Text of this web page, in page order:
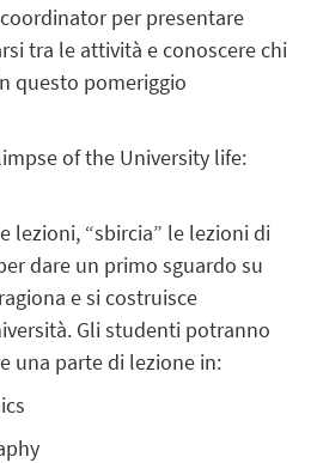
per presentare
tra le attività e conoscere chi
questo pomeriggio
of the University life:
lezioni, “sbircia” le lezioni di
dare un primo sguardo su
e si costruisce
Gli studenti potranno
una parte di lezione in: